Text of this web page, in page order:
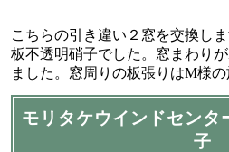
こちらの引き違い２窓を交換し
板不透明硝子でした。窓まわり
ました。窓周りの板張りはM様の
モリタケウインドセンタ
子